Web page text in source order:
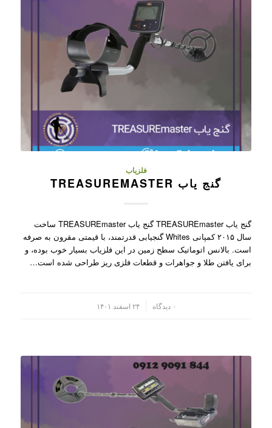
فلزیاب
گنج یاب TREASUREMASTER
گنج یاب TREASUREmaster گنج یاب TREASUREmaster ساخت
سال ۲۰۱۵ کمپانی Whites گنجیابی قدرتمند، با قیمتی مقرون به صرفه
است. بالانس اتوماتیک سطح زمین در این فلزیاب بسیار خوب بوده، و
برای یافتن طلا و جواهرات و قطعات فلزی ریز طراحی شده است…
۰ دیدگاه ۲۴ اسفند ۱۴۰۱